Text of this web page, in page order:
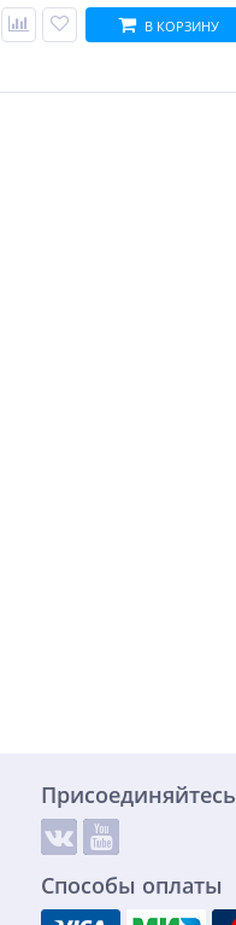
В КОРЗИНУ
Присоединяйтесь
Способы оплаты